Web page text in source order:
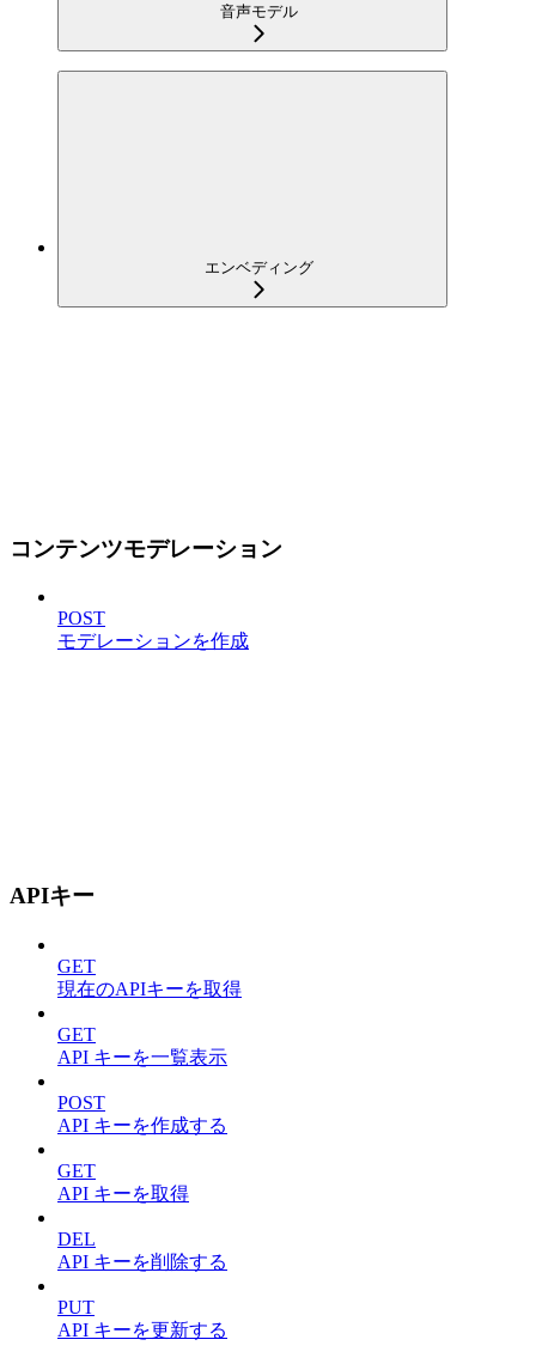
音声モデル
エンベディング
コンテンツモデレーション
POST
モデレーションを作成
APIキー
GET
現在のAPIキーを取得
GET
API キーを一覧表示
POST
API キーを作成する
GET
API キーを取得
DEL
API キーを削除する
PUT
API キーを更新する